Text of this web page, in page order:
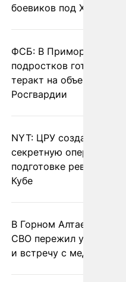
боевиков под
ФСБ: В Приморье трое
подростков готовили
теракт на объекте
Росгвардии
NYT: ЦРУ создало
секретную опергруппу
подготовке революции
Кубе
В Горном Алтае
СВО пережил удар
и встречу с медведем